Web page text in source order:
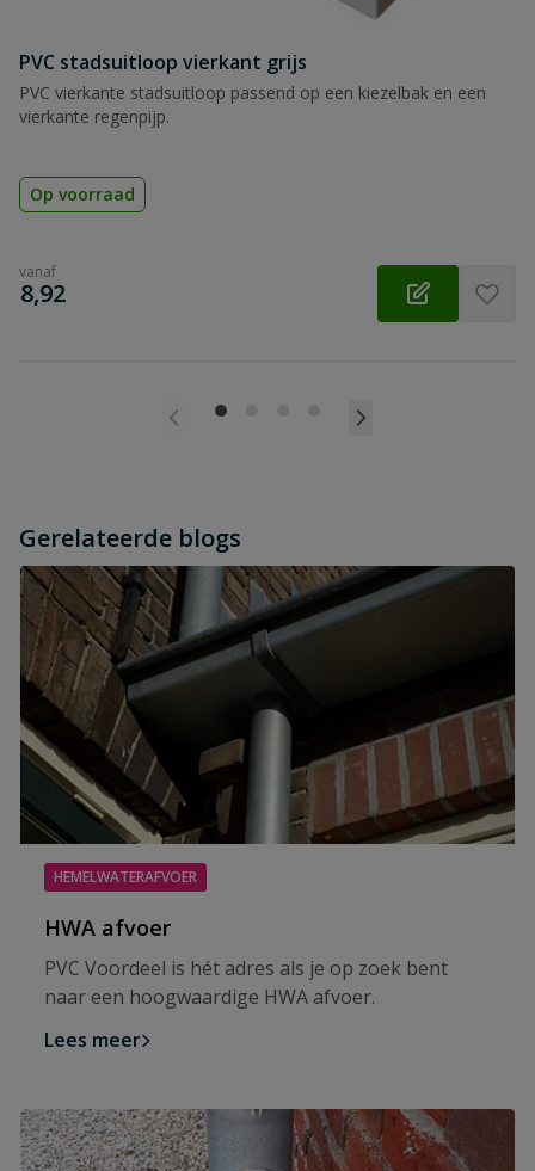
PVC stadsuitloop vierkant grijs
PVC vierkante stadsuitloop passend op een kiezelbak en een
vierkante regenpijp.
Op voorraad
vanaf
€
8,92
Gerelateerde blogs
HEMELWATERAFVOER
HWA afvoer
PVC Voordeel is hét adres als je op zoek bent
naar een hoogwaardige HWA afvoer.
Lees meer